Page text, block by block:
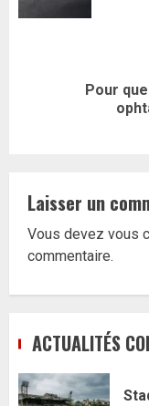
Pour
Laisser un
Vous devez vous
commentaire.
ACTUALITÉS